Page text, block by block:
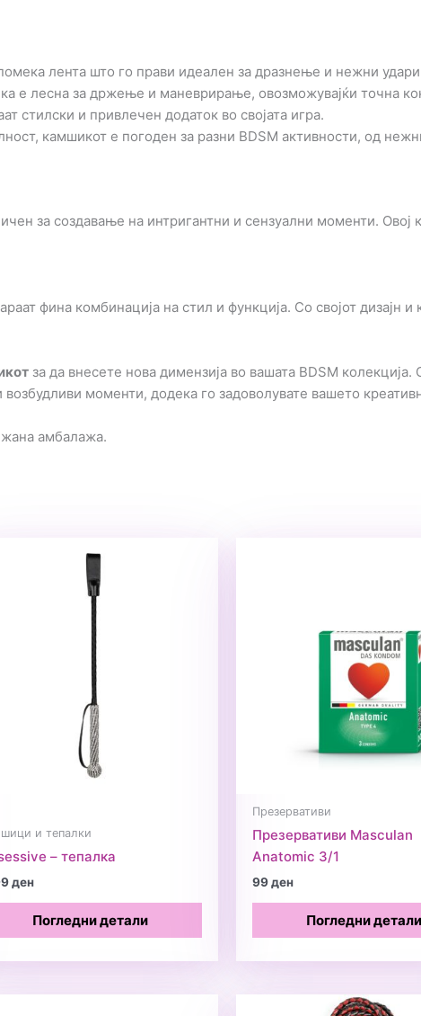
лента што го прави идеален за дразнење и нежни
е лесна за држење и маневрирање, овозможувајќи точна
стилски и привлечен додаток во својата игра.
камшикот е погоден за разни BDSM активности, од
за создавање на интригантни и сензуални моменти.
фина комбинација на стил и функција. Со својот дизајн
за да внесете нова димензија во вашата BDSM
моменти, додека го задоволувате вашето
амбалажа.
и тепалки
– тепалка
ден
Погледни детали
Презервативи
Презервативи Masculan
Anatomic 3/1
99ден
Погледни детали